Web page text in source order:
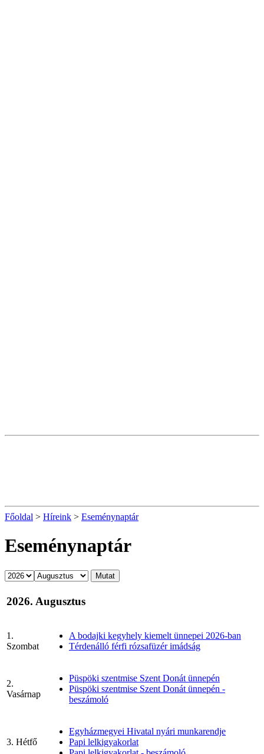
Főoldal > Híreink > Eseménynaptár
Eseménynaptár
2026. Augusztus
1.
Szombat
A bodajki kegyhely kiemelt ünnepei 2026-ban
Térdenálló férfi rózsafüzér imádság
2.
Vasárnap
Püspöki szentmise Szent Donát ünnepén
Püspöki szentmise Szent Donát ünnepén -
beszámoló
3. Hétfő
Egyházmegyei Hivatal nyári munkarendje
Papi lelkigyakorlat